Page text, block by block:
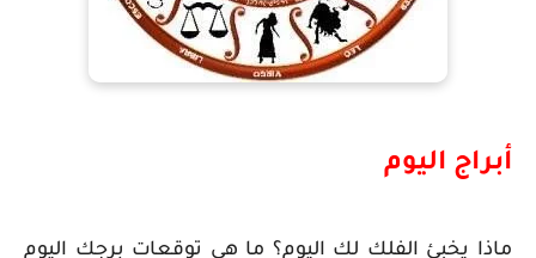
أبراج اليوم
ماذا يخبئ الفلك لك اليوم؟ ما هي توقعات برجك اليوم